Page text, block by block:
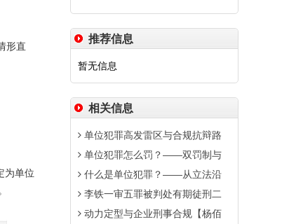
形直
为单位
推荐信息
暂无信息
相关信息
单位犯罪高发雷区与合规抗辩路
单位犯罪怎么罚？——双罚制与
什么是单位犯罪？——从立法沿
李铁一审五罪被判处有期徒刑二
动力定型与企业刑事合规【杨佰